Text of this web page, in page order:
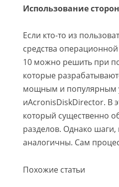
Использование
Если кто-то из
средства
10 можно решить при
которые
мощным и популярным
иAcronisDiskDirector. В
который существенно
разделов. Однако
аналогичны. Сам
Похожие статьи